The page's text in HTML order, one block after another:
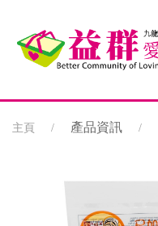
主頁 產品資訊